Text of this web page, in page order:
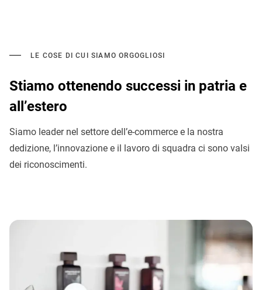
LE COSE DI CUI SIAMO ORGOGLIOSI
Stiamo ottenendo successi in patria e
all’estero
Siamo leader nel settore dell’e-commerce e la nostra
dedizione, l’innovazione e il lavoro di squadra ci sono valsi
dei riconoscimenti.